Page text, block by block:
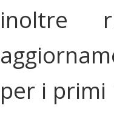
inoltre
per i primi